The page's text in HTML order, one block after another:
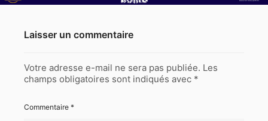
Laisser un commentaire
Votre adresse e-mail ne sera pas publiée. Les
champs obligatoires sont indiqués avec *
Commentaire *